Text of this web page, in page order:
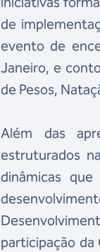
de
evento de
Janeiro, e
de Pesos,
Além das
estruturados
dinâmicas
participação da